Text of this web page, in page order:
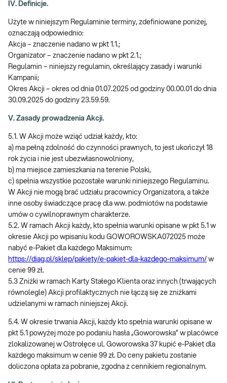
IV. Definicje.
Użyte w niniejszym Regulaminie terminy, zdefiniowane poniżej,
oznaczają odpowiednio:
Akcja – znaczenie nadano w pkt 1.1.;
Organizator – znaczenie nadano w pkt 2.1.;
Regulamin – niniejszy regulamin, określający zasady i warunki
Kampanii;
Okres Akcji – okres od dnia 01.07.2025 od godziny 00.00.01 do dnia
30.09.2025 do godziny 23.59.59.
V. Zasady prowadzenia Akcji.
5.1. W Akcji może wziąć udział każdy, kto:
a) ma pełną zdolność do czynności prawnych, to jest ukończył 18
rok życia i nie jest ubezwłasnowolniony,
b) ma miejsce zamieszkania na terenie Polski,
c) spełnia wszystkie pozostałe warunki niniejszego Regulaminu.
W Akcji nie mogą brać udziału pracownicy Organizatora, a także
inne osoby świadczące pracę dla ww. podmiotów na podstawie
umów o cywilnoprawnym charakterze.
5.2. W ramach Akcji każdy, kto spełnia warunki opisane w pkt 5.1 w
okresie Akcji po wpisaniu kodu GOWOROWSKA072025 może
nabyć e-Pakiet dla każdego Maksimum:
https://diag.pl/sklep/pakiety/e-pakiet-dla-kazdego-maksimum/ w
cenie 99 zł.
5.3 Zniżki w ramach Karty Stałego Klienta oraz innych (trwających
równolegle) Akcji profilaktycznych nie łączą się ze zniżkami
udzielanymi w ramach niniejszej Akcji.
5.4. W okresie trwania Akcji, każdy kto spełnia warunki opisane w
pkt 5.1 powyżej może po podaniu hasła „Goworowska” w placówce
zlokalizowanej w Ostrołęce ul. Goworowska 37 kupić e-Pakiet dla
każdego maksimum w cenie 99 zł. Do ceny pakietu zostanie
doliczona opłata za pobranie, zgodna z cennikiem regionalnym.